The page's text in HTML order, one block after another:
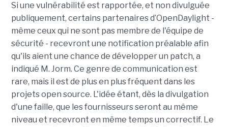
Si une vulnérabilité est rapportée, et non divulguée
publiquement, certains partenaires d’OpenDaylight -
même ceux qui ne sont pas membre de l'équipe de
sécurité - recevront une notification préalable afin
qu'ils aient une chance de développer un patch, a
indiqué M. Jorm. Ce genre de communication est
rare, mais il est de plus en plus fréquent dans les
projets open source. L'idée étant, dès la divulgation
d'une faille, que les fournisseurs seront au même
niveau et recevront en même temps un correctif. Le